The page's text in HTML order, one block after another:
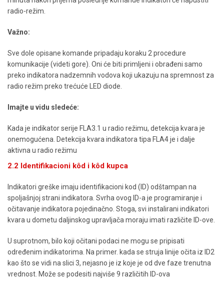
radio-režim.
Važno:
Sve dole opisane komande pripadaju koraku 2 procedure
komunikacije (videti gore). Oni će biti primljeni i obrađeni samo
preko indikatora nadzemnih vodova koji ukazuju na spremnost za
radio režim preko trećuće LED diode.
Imajte u vidu sledeće:
Kada je indikator serije FLA3.1 u radio režimu, detekcija kvara je
onemogućena. Detekcija kvara indikatora tipa FLA4 je i dalje
aktivna u radio režimu
2.2 Identifikacioni kôd i kôd kupca
Indikatori greške imaju identifikacioni kod (ID) odštampan na
spoljašnjoj strani indikatora. Svrha ovog ID-a je programiranje i
očitavanje indikatora pojedinačno. Stoga, svi instalirani indikatori
kvara u dometu daljinskog upravljača moraju imati različite ID-ove.
U suprotnom, bilo koji očitani podaci ne mogu se pripisati
određenim indikatorima. Na primer. kada se struja linije očita iz ID2
kao što se vidi na slici 3, nejasno je iz koje je od dve faze trenutna
vrednost. Može se podesiti najviše 9 različitih ID-ova